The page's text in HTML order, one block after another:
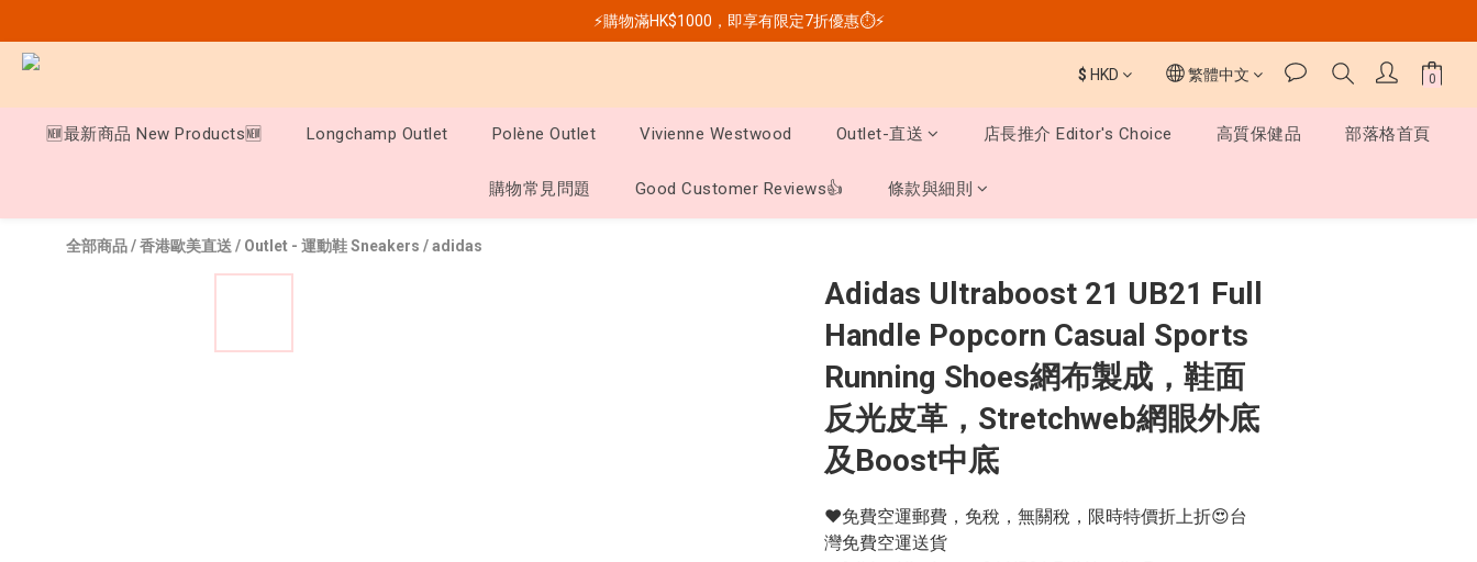
⚡購物滿HK$1000，即享有限定7折優惠⏱️⚡
$ HKD 繁體中文
🆕最新商品 New Products🆕 Longchamp Outlet Polène Outlet Vivienne Westwood Outlet-直送 店長推介 Editor's Choice 高質保健品 部落格首頁
購物常見問題 Good Customer Reviews👍 條款與細則
全部商品/香港歐美直送 / Outlet - 運動鞋 Sneakers /adidas
Adidas Ultraboost 21 UB21 Full
Handle Popcorn Casual Sports
Running Shoes網布製成，鞋面
反光皮革，Stretchweb網眼外底
及Boost中底
❤️免費空運郵費，免稅，無關稅，限時特價折上折😍台
灣免費空運送貨